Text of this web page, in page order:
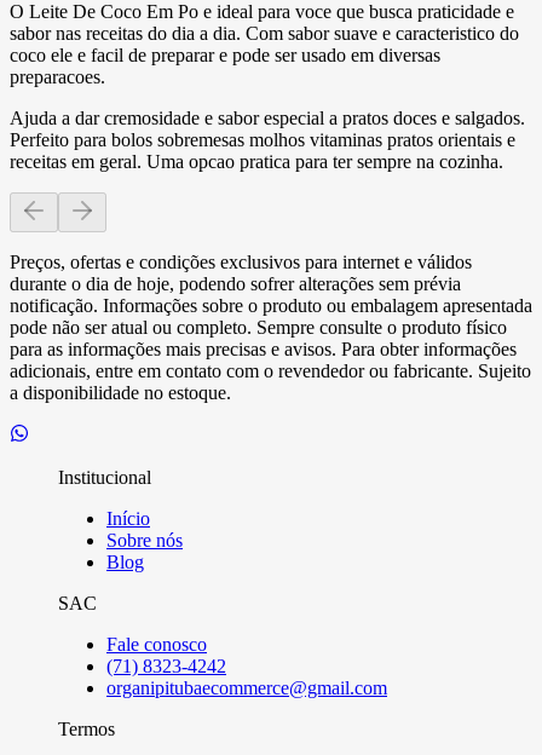
O Leite De Coco Em Po e ideal para voce que busca praticidade e
sabor nas receitas do dia a dia. Com sabor suave e caracteristico do
coco ele e facil de preparar e pode ser usado em diversas
preparacoes.
Ajuda a dar cremosidade e sabor especial a pratos doces e salgados.
Perfeito para bolos sobremesas molhos vitaminas pratos orientais e
receitas em geral. Uma opcao pratica para ter sempre na cozinha.
Preços, ofertas e condições exclusivos para internet e válidos
durante o dia de hoje, podendo sofrer alterações sem prévia
notificação. Informações sobre o produto ou embalagem apresentada
pode não ser atual ou completo. Sempre consulte o produto físico
para as informações mais precisas e avisos. Para obter informações
adicionais, entre em contato com o revendedor ou fabricante. Sujeito
a disponibilidade no estoque.
Institucional
Início
Sobre nós
Blog
SAC
Fale conosco
(71) 8323-4242
organipitubaecommerce@gmail.com
Termos